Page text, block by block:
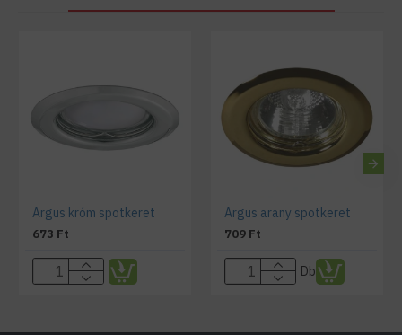
Argus króm spotkeret
673 Ft
Argus arany spotkeret
709 Ft
Db